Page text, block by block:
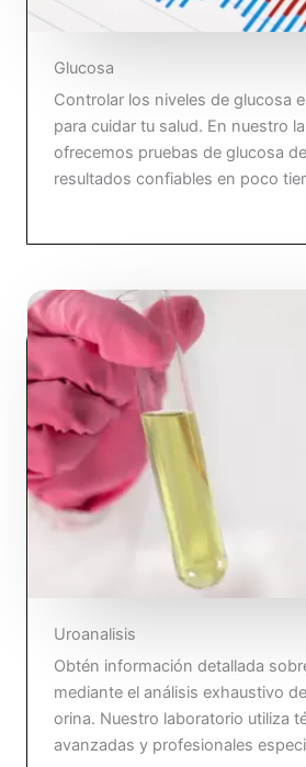
Glucosa
Controlar los niveles de glucosa
para cuidar tu salud. En nuestro
ofrecemos pruebas de glucosa
resultados confiables en poco
Uroanalisis
Obtén información detallada
mediante el análisis exhaustivo
orina. Nuestro laboratorio utiliza
avanzadas y profesionales